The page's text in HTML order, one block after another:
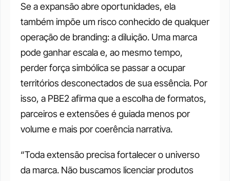
Se a expansão abre oportunidades, ela
também impõe um risco conhecido de qualquer
operação de branding: a diluição. Uma marca
pode ganhar escala e, ao mesmo tempo,
perder força simbólica se passar a ocupar
territórios desconectados de sua essência. Por
isso, a PBE2 afirma que a escolha de formatos,
parceiros e extensões é guiada menos por
volume e mais por coerência narrativa.
“Toda extensão precisa fortalecer o universo
da marca. Não buscamos licenciar produtos